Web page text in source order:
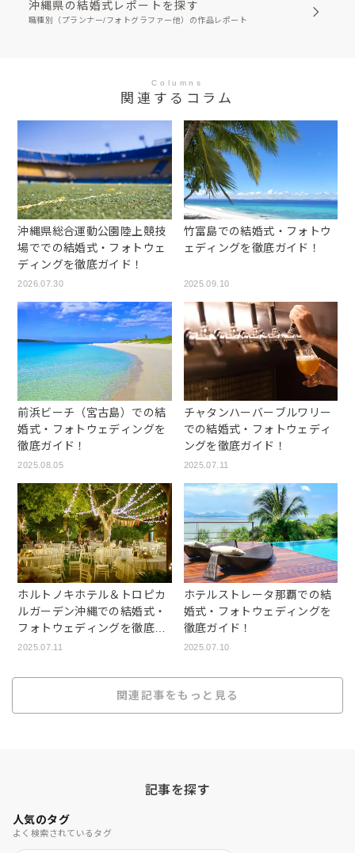
沖縄県の結婚式レポートを探す
職種別（プランナー/フォトグラファー他）の作品レポート
Columns
関連するコラム
沖縄県総合運動公園陸上競技
場ででの結婚式・フォトウェ
ディングを徹底ガイド！
2026.07.30
竹富島での結婚式・フォトウ
ェディングを徹底ガイド！
2025.09.10
前浜ビーチ（宮古島）での結
婚式・フォトウェディングを
徹底ガイド！
2025.08.05
チャタンハーバーブルワリー
での結婚式・フォトウェディ
ングを徹底ガイド！
2025.07.11
ホルトノキホテル＆トロピカ
ルガーデン沖縄での結婚式・
フォトウェディングを徹底ガ
イド！
2025.07.11
ホテルストレータ那覇での結
婚式・フォトウェディングを
徹底ガイド！
2025.07.10
関連記事をもっと見る
記事を探す
人気のタグ
よく検索されているタグ